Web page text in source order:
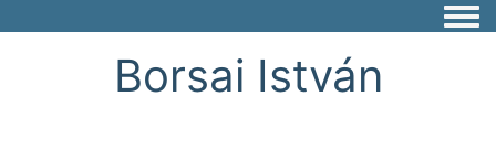
Borsai István